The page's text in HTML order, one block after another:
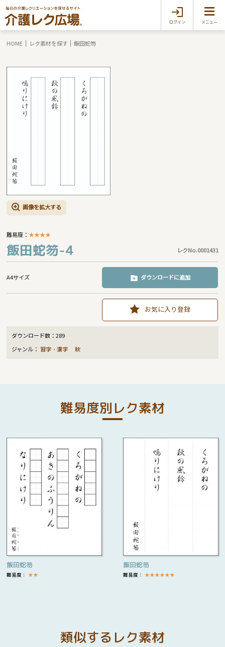
ログイン メニュー
HOME レク素材を探す 飯田蛇笏
画像を拡大する
難易度：★★★★
飯田蛇笏-4 レクNo.0001431
A4サイズ ダウンロードに追加
お気に入り登録
ダウンロード数：289
ジャンル：習字・漢字 秋
難易度別レク素材
飯田蛇笏
難易度： ★★
飯田蛇笏
難易度： ★★★★★★
類似するレク素材